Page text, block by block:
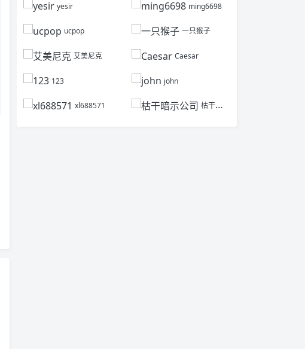
yesir ming6698
ucpop 一只猴子
艾美尼克 Caesar
123 john
xl688571 枯干暗示公司